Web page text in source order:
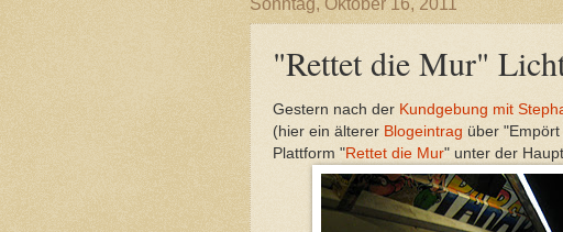
Sonntag, Oktober 16, 2011
"Rettet die Mur"
Gestern nach der Kundgebung mit
(hier ein älterer Blogeintrag über
Plattform "Rettet die Mur" unter der